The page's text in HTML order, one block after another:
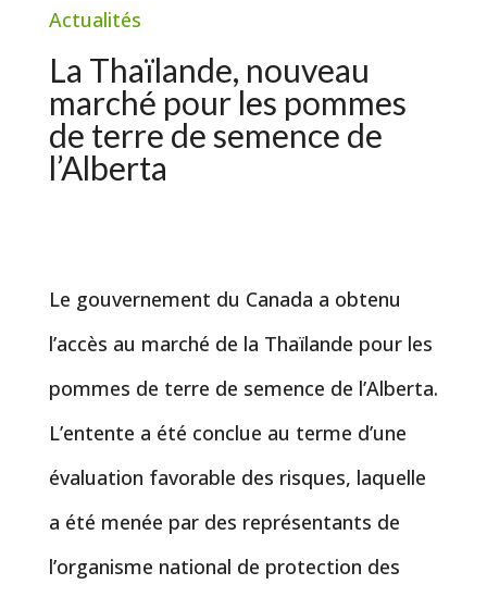
Actualités
La Thaïlande, nouveau
marché pour les pommes
de terre de semence de
l’Alberta
Le gouvernement du Canada a obtenu
l’accès au marché de la Thaïlande pour les
pommes de terre de semence de l’Alberta.
L’entente a été conclue au terme d’une
évaluation favorable des risques, laquelle
a été menée par des représentants de
l’organisme national de protection des